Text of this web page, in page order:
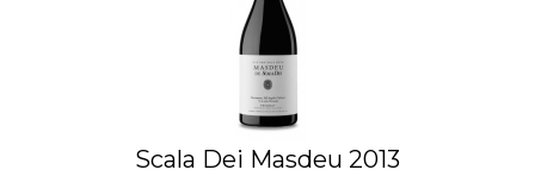
Scala Dei Masdeu 2013